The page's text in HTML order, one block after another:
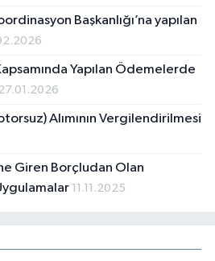
Başkanlığı’na yapılan
Yapılan Ödemelerde
Alımının Vergilendirilmesi
Giren Borçludan Olan
11.11.2025